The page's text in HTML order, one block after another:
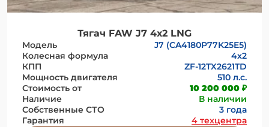
Тягач FAW J7 4х2 LNG
Модель
J7 (CA4180P77K25E5)
Колесная формула
4x2
КПП
ZF-12TX2621TD
Мощность двигателя
510 л.с.
Стоимость от
10 200 000 ₽
Наличие
В наличии
Собственные СТО
3 года
Гарантия
4 техцентра